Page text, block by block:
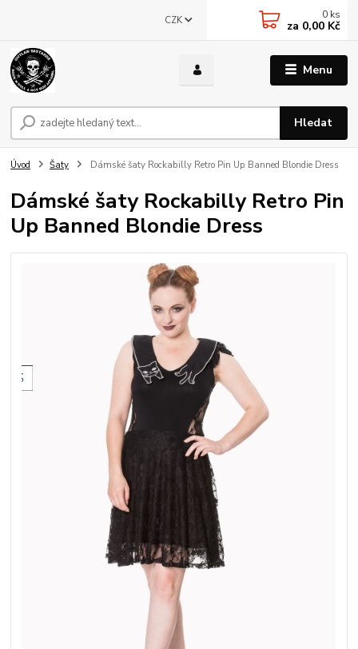
Menu
CZK
Hledat
0 ks
za 0,00 Kč
Úvod Šaty Dámské šaty Rockabilly Retro Pin Up Banned Blondie Dress
Dámské šaty Rockabilly Retro Pin
Up Banned Blondie Dress